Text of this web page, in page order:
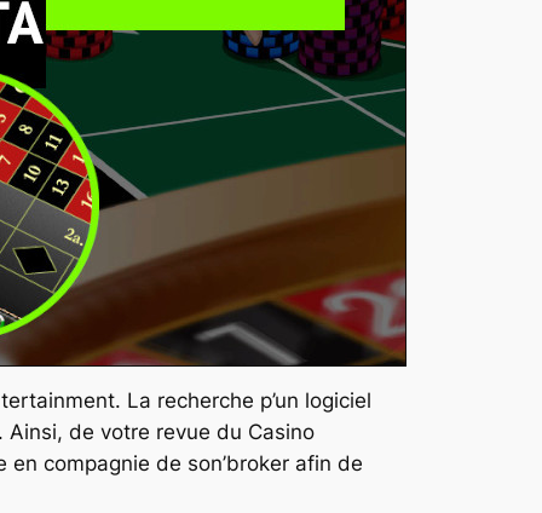
La recherche p’un logiciel
de votre revue du Casino
compagnie de son’broker afin de